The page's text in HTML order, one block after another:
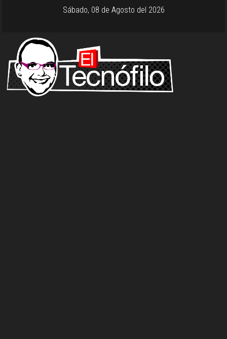
Sábado, 08 de Agosto del 2026